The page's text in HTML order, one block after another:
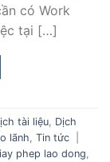
có Work
tại […]
tài liệu
Dịch
lãnh Tin tức
phep lao dong